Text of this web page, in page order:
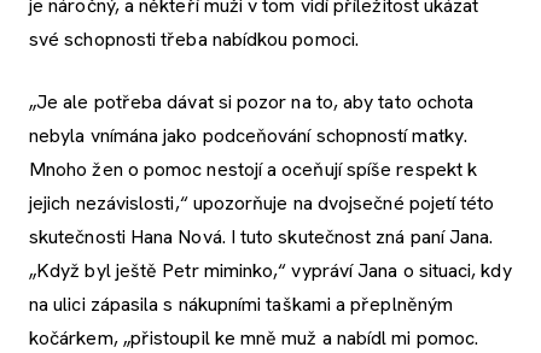
je náročný, a někteří muži v tom vidí příležitost ukázat
své schopnosti třeba nabídkou pomoci.
„Je ale potřeba dávat si pozor na to, aby tato ochota
nebyla vnímána jako podceňování schopností matky.
Mnoho žen o pomoc nestojí a oceňují spíše respekt k
jejich nezávislosti,“ upozorňuje na dvojsečné pojetí této
skutečnosti Hana Nová. I tuto skutečnost zná paní Jana.
„Když byl ještě Petr miminko,“ vypráví Jana o situaci, kdy
na ulici zápasila s nákupními taškami a přeplněným
kočárkem, „přistoupil ke mně muž a nabídl mi pomoc.